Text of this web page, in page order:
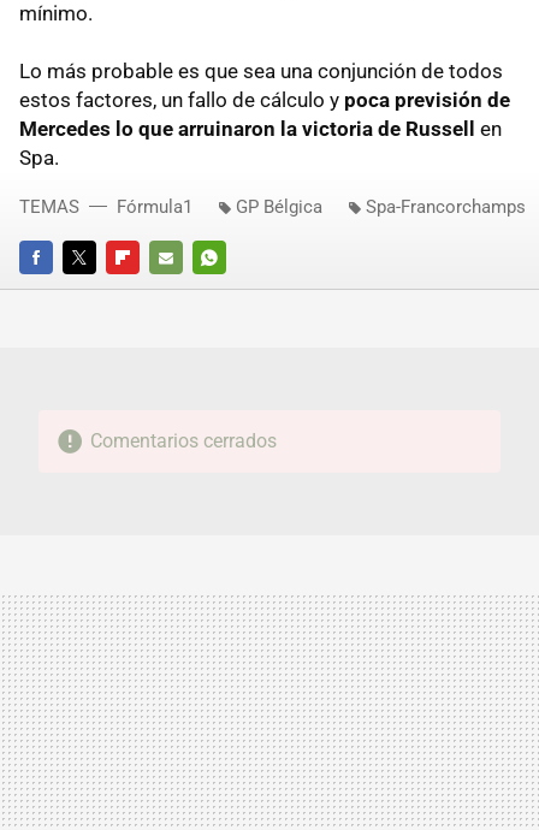
mínimo.
Lo más probable es que sea una conjunción de todos
estos factores, un fallo de cálculo y poca previsión de
Mercedes lo que arruinaron la victoria de Russell
en
Spa.
FACEBOOKTWITTERFLIPBOARD
E-
WHATSAPP
TEMAS Fórmula1 GP Bélgica Spa-Francorchamps
Comentarios cerrados